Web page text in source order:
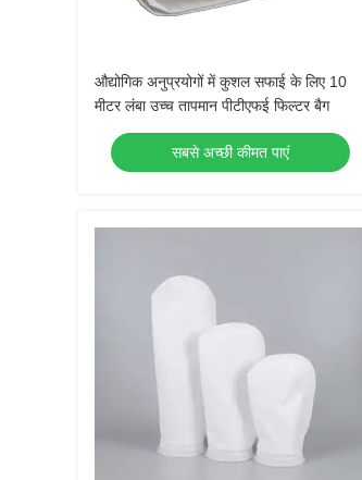
औद्योगिक अनुप्रयोगों में कुशल सफाई के लिए 10
मीटर लंबा उच्च तापमान पीटीएफई फिल्टर बैग
सबसे अच्छी कीमत पाएं